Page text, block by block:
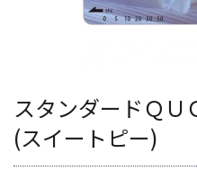
スタンダードＱＵ
(スイートピー)